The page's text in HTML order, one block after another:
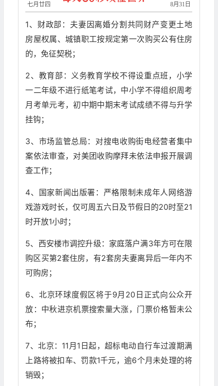
8月31日
七月廿四
1、财政部：夫妻因离婚分割共同财产变更土地
房屋权属、城镇职工按规定第一次购买公有住房
的，免征契税；
2、教育部：义务教育学校不得设重点班，小学
一二年级不进行纸笔考试，中小学不得组织周考
月考单元考，初中期中期末考试成绩不得与升学
挂钩；
3、市场监管总局：对搜电收购街电经营者集中
案依法审查，对美团收购摩拜未依法申报开展调
查工作；
4、国家新闻出版署：严格限制未成年人网络游
戏游戏时长，仅可周五六日及节假日的20时至21
时开放1小时；
5、西安楼市调控升级：家庭落户满3年方可在限
购区买第2套住房，有2套房夫妻离异后一年内不
可购房；
6、北京环球度假区将于9月20日正式向公众开
放：中秋进京机票搜索量大涨，门票价格暂未公
布；
7、北京：11月1日起，超标电动自行车过渡期满
上路将被扣车、罚款1千元，逾6个月未处理的将
销毁；